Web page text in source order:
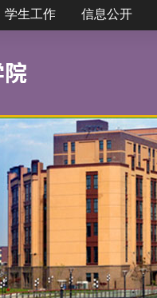
学生工作 信息公开